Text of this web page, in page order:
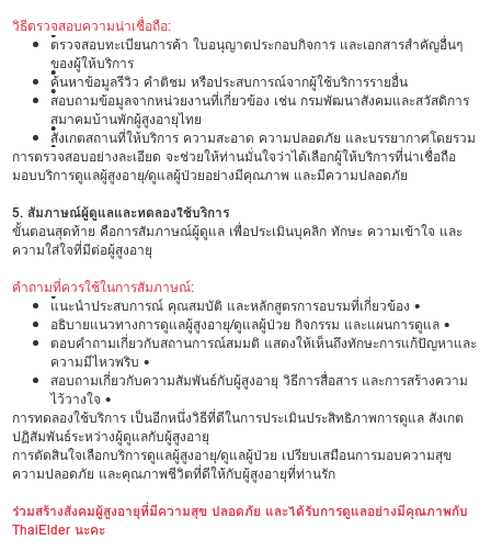
วิธีตรวจสอบความน่าเชื่อถือ:
•
ตรวจสอบทะเบียนการค้า ใบอนุญาตประกอบกิจการ และเอกสารสำคัญอื่นๆ
ของผู้ให้บริการ
•
ค้นหาข้อมูลรีวิว คำติชม หรือประสบการณ์จากผู้ใช้บริการรายอื่น
•
สอบถามข้อมูลจากหน่วยงานที่เกี่ยวข้อง เช่น กรมพัฒนาสังคมและสวัสดิการ
สมาคมบ้านพักผู้สูงอายุไทย
•
สังเกตสถานที่ให้บริการ ความสะอาด ความปลอดภัย และบรรยากาศโดยรวม
•
การตรวจสอบอย่างละเอียด จะช่วยให้ท่านมั่นใจว่าได้เลือกผู้ให้บริการที่น่าเชื่อถือ
มอบบริการดูแลผู้สูงอายุ/ดูแลผู้ป่วยอย่างมีคุณภาพ และมีความปลอดภัย
5. สัมภาษณ์ผู้ดูแลและทดลองใช้บริการ
ขั้นตอนสุดท้าย คือการสัมภาษณ์ผู้ดูแล เพื่อประเมินบุคลิก ทักษะ ความเข้าใจ และ
ความใส่ใจที่มีต่อผู้สูงอายุ
คำถามที่ควรใช้ในการสัมภาษณ์:
•
แนะนำประสบการณ์ คุณสมบัติ และหลักสูตรการอบรมที่เกี่ยวข้อง •
อธิบายแนวทางการดูแลผู้สูงอายุ/ดูแลผู้ป่วย กิจกรรม และแผนการดูแล •
ตอบคำถามเกี่ยวกับสถานการณ์สมมติ แสดงให้เห็นถึงทักษะการแก้ปัญหาและ
ความมีไหวพริบ •
สอบถามเกี่ยวกับความสัมพันธ์กับผู้สูงอายุ วิธีการสื่อสาร และการสร้างความ
ไว้วางใจ •
การทดลองใช้บริการ เป็นอีกหนึ่งวิธีที่ดีในการประเมินประสิทธิภาพการดูแล สังเกต
ปฏิสัมพันธ์ระหว่างผู้ดูแลกับผู้สูงอายุ
การตัดสินใจเลือกบริการดูแลผู้สูงอายุ/ดูแลผู้ป่วย เปรียบเสมือนการมอบความสุข
ความปลอดภัย และคุณภาพชีวิตที่ดีให้กับผู้สูงอายุที่ท่านรัก
ร่วมสร้างสังคมผู้สูงอายุที่มีความสุข ปลอดภัย และได้รับการดูแลอย่างมีคุณภาพกับ
ThaiElder นะคะ